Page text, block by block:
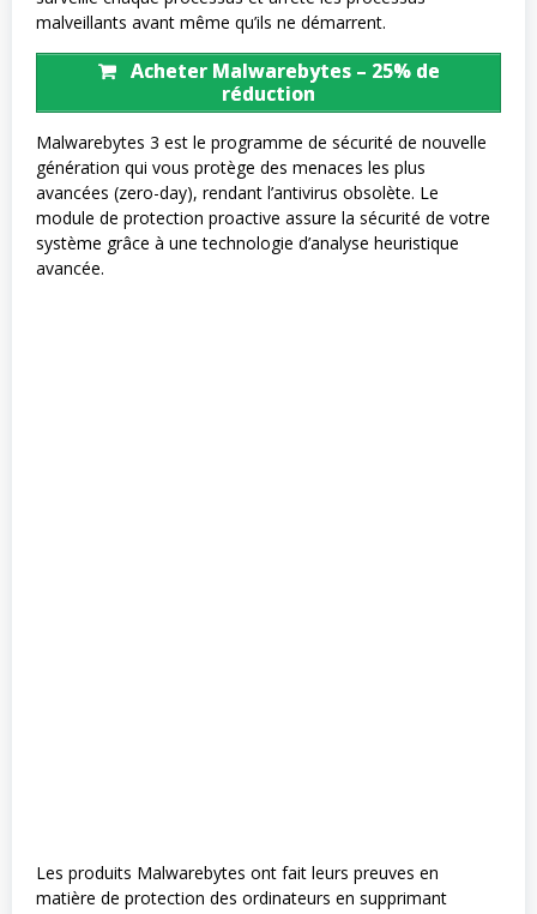
malveillants avant même qu’ils ne démarrent.
Acheter Malwarebytes – 25% de
réduction
Malwarebytes 3 est le programme de sécurité de nouvelle
génération qui vous protège des menaces les plus
avancées (zero-day), rendant l’antivirus obsolète. Le
module de protection proactive assure la sécurité de votre
système grâce à une technologie d’analyse heuristique
avancée.
Les produits Malwarebytes ont fait leurs preuves en
matière de protection des ordinateurs en supprimant